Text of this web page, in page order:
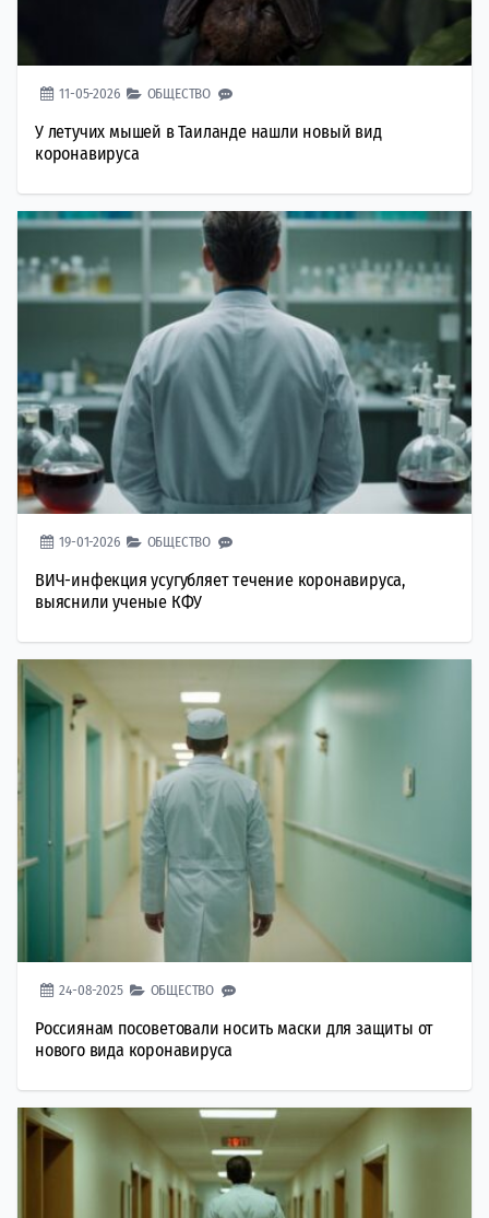
11-05-2026 ОБЩЕСТВО
У летучих мышей в Таиланде нашли новый вид
коронавируса
19-01-2026 ОБЩЕСТВО
ВИЧ-инфекция усугубляет течение коронавируса,
выяснили ученые КФУ
24-08-2025 ОБЩЕСТВО
Россиянам посоветовали носить маски для защиты от
нового вида коронавируса